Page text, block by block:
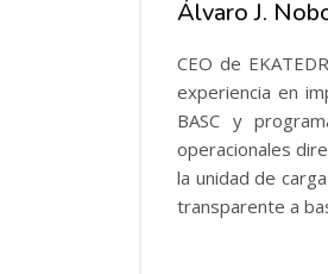
Álvaro J.
CEO de
experiencia en
BASC y
operacionales
la unidad de
transparente a